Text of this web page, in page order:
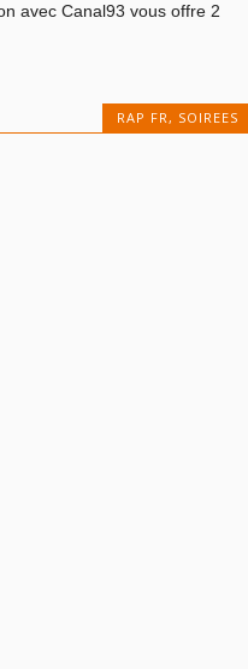
avec Canal93 vous offre 2
RAP FR, SOIREES